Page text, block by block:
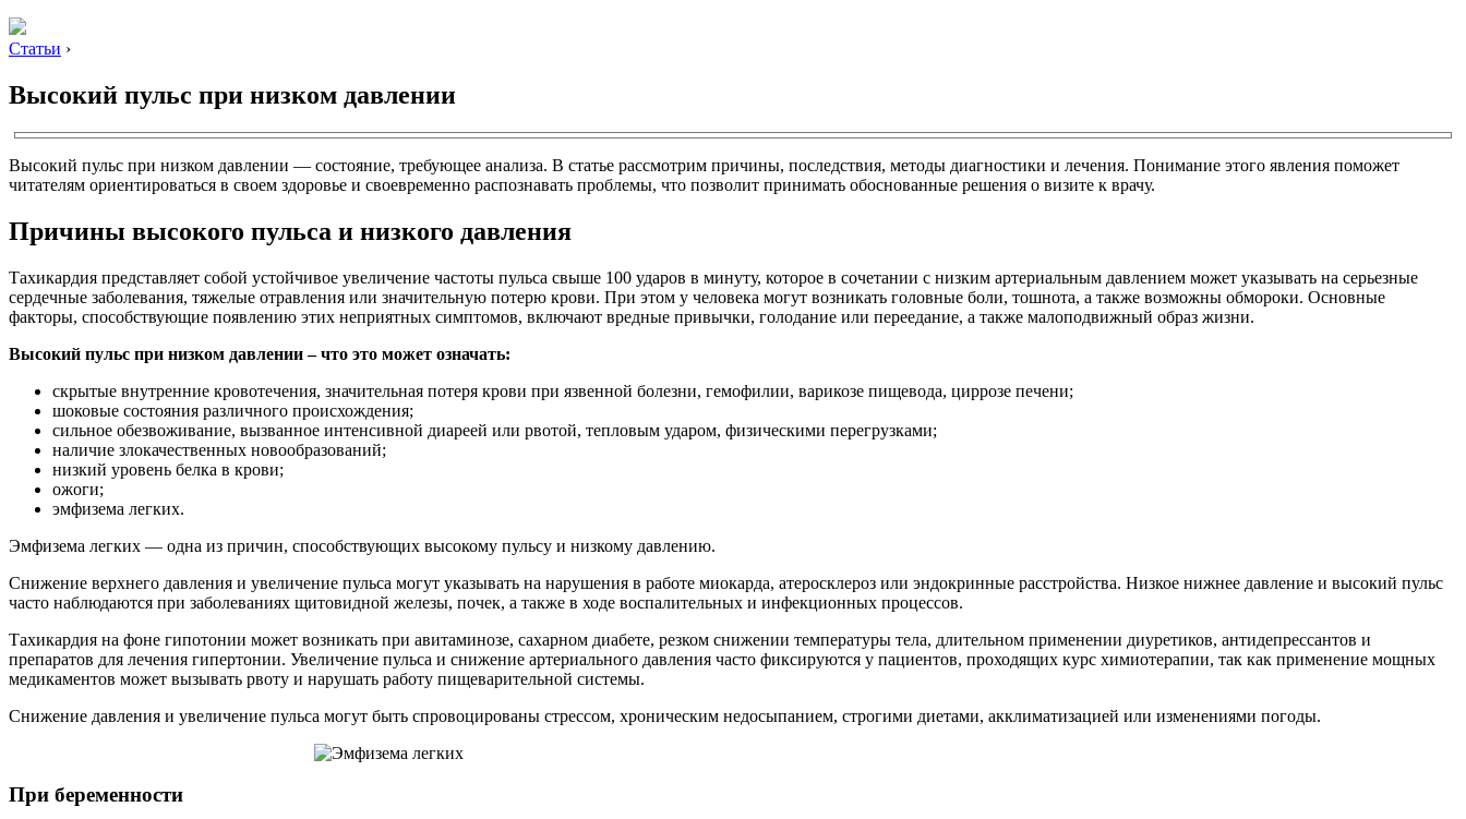
Статьи ›
Высокий пульс при низком давлении
Высокий пульс при низком давлении — состояние, требующее анализа. В статье рассмотрим причины, последствия, методы диагностики и лечения. Понимание этого явления поможет
читателям ориентироваться в своем здоровье и своевременно распознавать проблемы, что позволит принимать обоснованные решения о визите к врачу.
Причины высокого пульса и низкого давления
Тахикардия представляет собой устойчивое увеличение частоты пульса свыше 100 ударов в минуту, которое в сочетании с низким артериальным давлением может указывать на серьезные
сердечные заболевания, тяжелые отравления или значительную потерю крови. При этом у человека могут возникать головные боли, тошнота, а также возможны обмороки. Основные
факторы, способствующие появлению этих неприятных симптомов, включают вредные привычки, голодание или переедание, а также малоподвижный образ жизни.
Высокий пульс при низком давлении – что это может означать:
скрытые внутренние кровотечения, значительная потеря крови при язвенной болезни, гемофилии, варикозе пищевода, циррозе печени;
шоковые состояния различного происхождения;
сильное обезвоживание, вызванное интенсивной диареей или рвотой, тепловым ударом, физическими перегрузками;
наличие злокачественных новообразований;
низкий уровень белка в крови;
ожоги;
эмфизема легких.
Эмфизема легких — одна из причин, способствующих высокому пульсу и низкому давлению.
Снижение верхнего давления и увеличение пульса могут указывать на нарушения в работе миокарда, атеросклероз или эндокринные расстройства. Низкое нижнее давление и высокий пульс
часто наблюдаются при заболеваниях щитовидной железы, почек, а также в ходе воспалительных и инфекционных процессов.
Тахикардия на фоне гипотонии может возникать при авитаминозе, сахарном диабете, резком снижении температуры тела, длительном применении диуретиков, антидепрессантов и
препаратов для лечения гипертонии. Увеличение пульса и снижение артериального давления часто фиксируются у пациентов, проходящих курс химиотерапии, так как применение мощных
медикаментов может вызывать рвоту и нарушать работу пищеварительной системы.
Снижение давления и увеличение пульса могут быть спровоцированы стрессом, хроническим недосыпанием, строгими диетами, акклиматизацией или изменениями погоды.
При беременности